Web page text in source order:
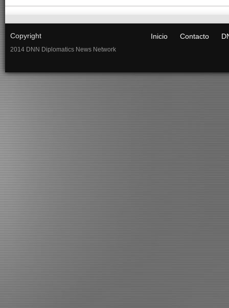
Copyright
2014 DNN Diplomatics News Network
Inicio Contacto